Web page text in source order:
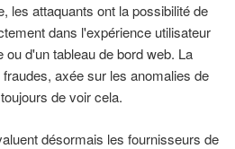
les attaquants ont la possibilité de
dans l'expérience utilisateur
d'un tableau de bord web. La
axée sur les anomalies de
de voir cela.
désormais les fournisseurs de